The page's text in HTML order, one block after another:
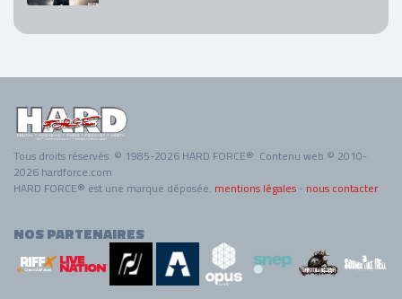
Tous droits réservés. © 1985-2026 HARD FORCE®. Contenu web © 2010-
2026 hardforce.com
HARD FORCE® est une marque déposée. mentions légales - nous contacter
NOS PARTENAIRES